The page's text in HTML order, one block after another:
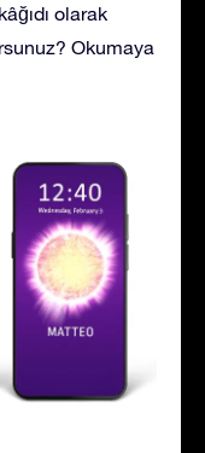
olarak
Okumaya